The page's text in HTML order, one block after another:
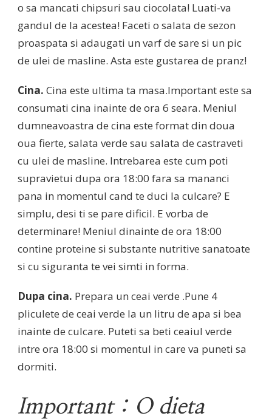
o sa mancati chipsuri sau ciocolata! Luati-va
gandul de la acestea! Faceti o salata de sezon
proaspata si adaugati un varf de sare si un pic
de ulei de masline. Asta este gustarea de pranz!
Cina. Cina este ultima ta masa.Important este sa
consumati cina inainte de ora 6 seara. Meniul
dumneavoastra de cina este format din doua
oua fierte, salata verde sau salata de castraveti
cu ulei de masline. Intrebarea este cum poti
supravietui dupa ora 18:00 fara sa mananci
pana in momentul cand te duci la culcare? E
simplu, desi ti se pare dificil. E vorba de
determinare! Meniul dinainte de ora 18:00
contine proteine si substante nutritive sanatoate
si cu siguranta te vei simti in forma.
Dupa cina. Prepara un ceai verde .Pune 4
pliculete de ceai verde la un litru de apa si bea
inainte de culcare. Puteti sa beti ceaiul verde
intre ora 18:00 si momentul in care va puneti sa
dormiti.
Important : O dieta